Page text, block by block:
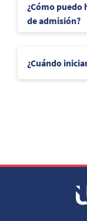
¿Cómo puedo
de admisión?
¿Cuándo